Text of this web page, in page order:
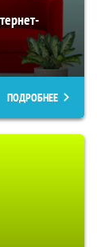
ПОДРОБНЕЕ